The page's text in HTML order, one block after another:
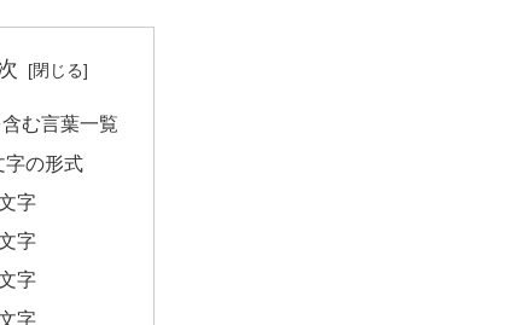
む言葉一覧
字の形式
字
字
字
字